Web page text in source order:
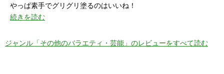
やっぱ素手でグリグリ塗るのはいいね！
特に21分の途中からとてもいい感じ！
続きを読む
ジャンル「その他のバラエティ・芸能」のレビューをすべて読む